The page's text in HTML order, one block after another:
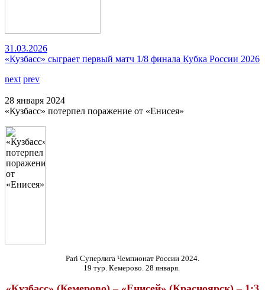
31.03.2026
«Кузбасс» сыграет первый матч 1/8 финала Кубка России 2026
next prev
28 января 2024
«Кузбасс» потерпел поражение от «Енисея»
Pari Суперлига Чемпионат России 2024.
19 тур. Кемерово. 28 января.